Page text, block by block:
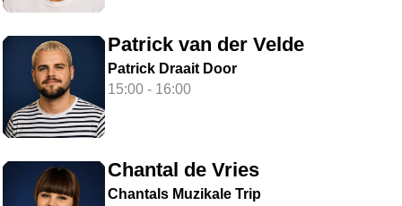
Patrick van der Velde
Patrick Draait Door
15:00 - 16:00
Chantal de Vries
Chantals Muzikale Trip